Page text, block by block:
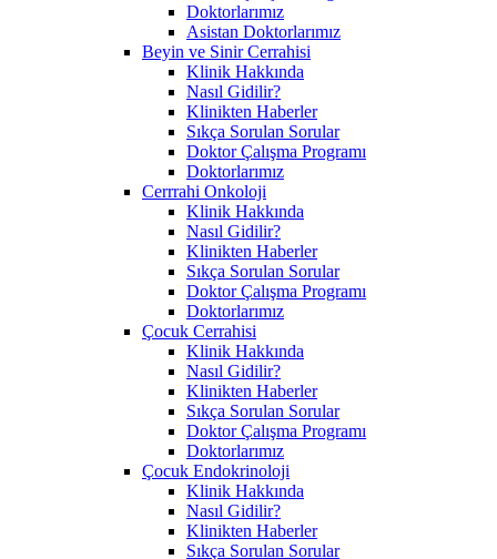
Doktorlarımız
Asistan Doktorlarımız
Beyin ve Sinir Cerrahisi
Klinik Hakkında
Nasıl Gidilir?
Klinikten Haberler
Sıkça Sorulan Sorular
Doktor Çalışma Programı
Doktorlarımız
Cerrrahi Onkoloji
Klinik Hakkında
Nasıl Gidilir?
Klinikten Haberler
Sıkça Sorulan Sorular
Doktor Çalışma Programı
Doktorlarımız
Çocuk Cerrahisi
Klinik Hakkında
Nasıl Gidilir?
Klinikten Haberler
Sıkça Sorulan Sorular
Doktor Çalışma Programı
Doktorlarımız
Çocuk Endokrinoloji
Klinik Hakkında
Nasıl Gidilir?
Klinikten Haberler
Sıkça Sorulan Sorular